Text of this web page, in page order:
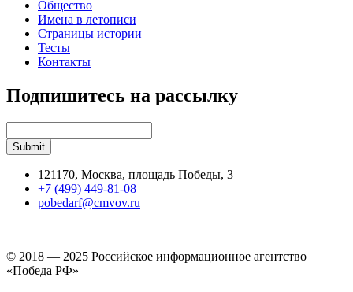
Общество
Имена в летописи
Страницы истории
Тесты
Контакты
Подпишитесь на рассылку
121170, Москва, площадь Победы, 3
+7 (499) 449-81-08
pobedarf@cmvov.ru
© 2018 — 2025 Российское информационное агентство
«Победа РФ»